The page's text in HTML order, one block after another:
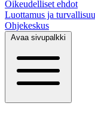
Oikeudelliset ehdot
Luottamus ja
Ohjekeskus
Avaa sivupalkki